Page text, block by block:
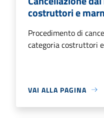
costruttori e
Procedimento di
categoria costruttori
VAI ALLA PAGINA